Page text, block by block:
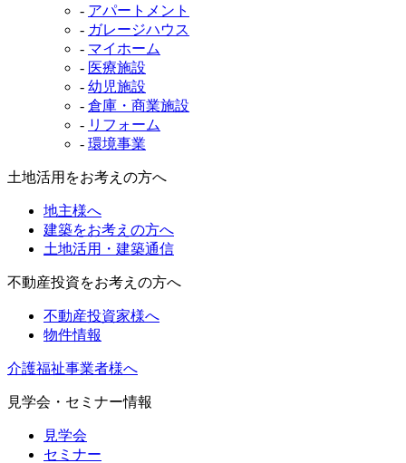
- アパートメント
- ガレージハウス
- マイホーム
- 医療施設
- 幼児施設
- 倉庫・商業施設
- リフォーム
- 環境事業
土地活用をお考えの方へ
地主様へ
建築をお考えの方へ
土地活用・建築通信
不動産投資をお考えの方へ
不動産投資家様へ
物件情報
介護福祉事業者様へ
見学会・セミナー情報
見学会
セミナー